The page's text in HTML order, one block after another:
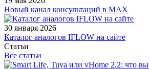
Новый канал консультаций в MAX
30 января 2026
Каталог аналогов IFLOW на сайте
Статьи
Все статьи